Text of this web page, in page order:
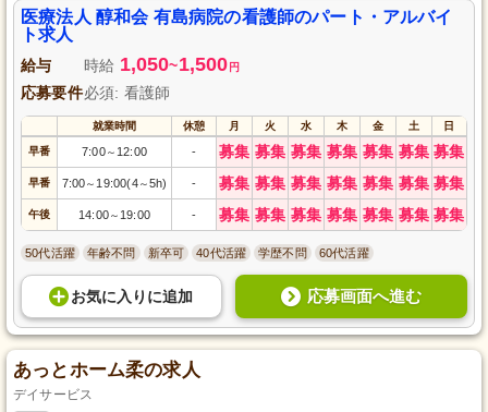
医療法人 醇和会 有島病院の看護師のパート・アルバイ
ト求人
給与 時給 1,050~1,500 円
応募要件必須: 看護師
就業時間 休憩 月 火 水 木 金 土 日
早番 7:00～ 12:00 - 募集 募集 募集 募集 募集 募集 募集
早番 7:00～ 19:00(4～5h) - 募集 募集 募集 募集 募集 募集 募集
午後 14:00～ 19:00 - 募集 募集 募集 募集 募集 募集 募集
50代活躍 年齢不問 新卒可 40代活躍 学歴不問 60代活躍
お気に入り に追加 応募画面へ進む
あっとホーム柔の求人
デイサービス